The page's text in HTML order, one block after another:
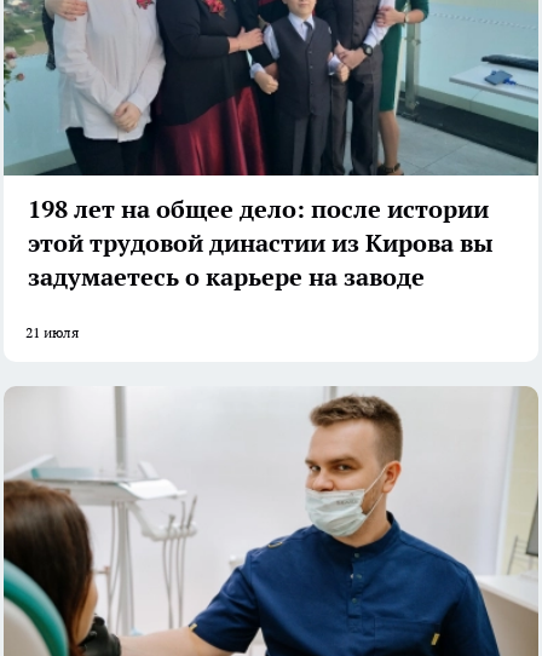
198 лет на общее дело: после истории
этой трудовой династии из Кирова вы
задумаетесь о карьере на заводе
21 июля